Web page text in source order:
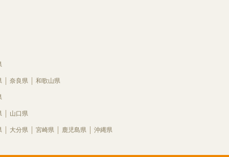
奈良県 和歌山県
山口県
大分県 宮崎県 鹿児島県 沖縄県